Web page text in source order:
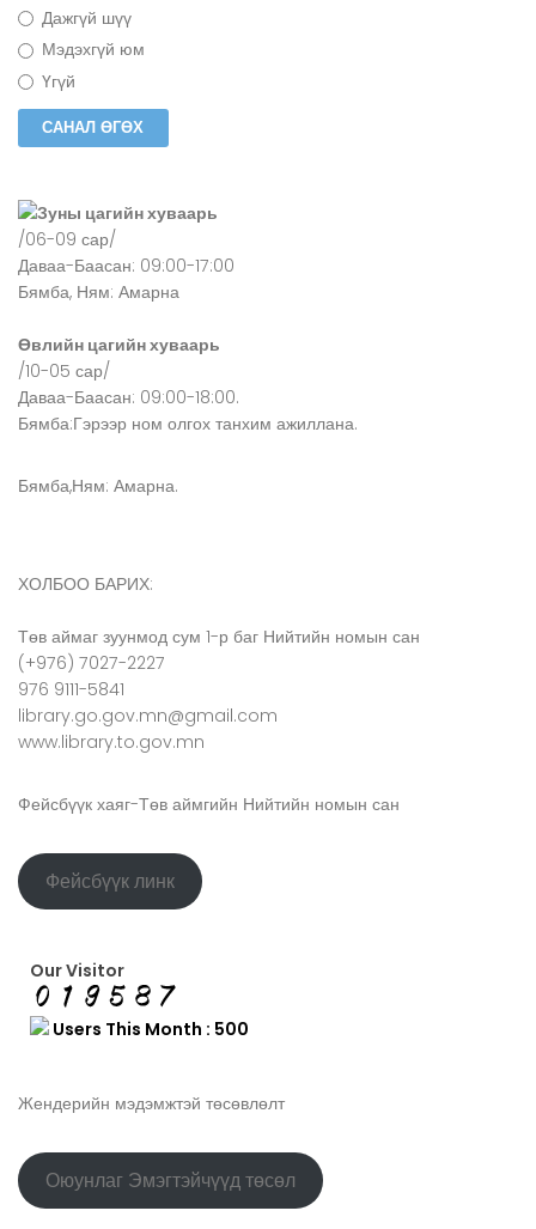
Дажгүй шүү
Мэдэхгүй юм
Үгүй
Зуны цагийн хуваарь
/06-09 сар/
Даваа-Баасан: 09:00-17:00
Бямба, Ням: Амарна
Өвлийн цагийн хуваарь
/10-05 сар/
Даваа-Баасан: 09:00-18:00.
Бямба:Гэрээр ном олгох танхим ажиллана.
Бямба,Ням: Амарна.
ХОЛБОО БАРИХ:
Төв аймаг зуунмод сум 1-р баг Нийтийн номын сан
(+976) 7027-2227
976 9111-5841
library.go.gov.mn@gmail.com
www.library.to.gov.mn
Фейсбүүк хаяг-Төв аймгийн Нийтийн номын сан
Фейсбүүк линк
Our Visitor
Users This Month : 500
Жендерийн мэдэмжтэй төсөвлөлт
Оюунлаг Эмэгтэйчүүд төсөл